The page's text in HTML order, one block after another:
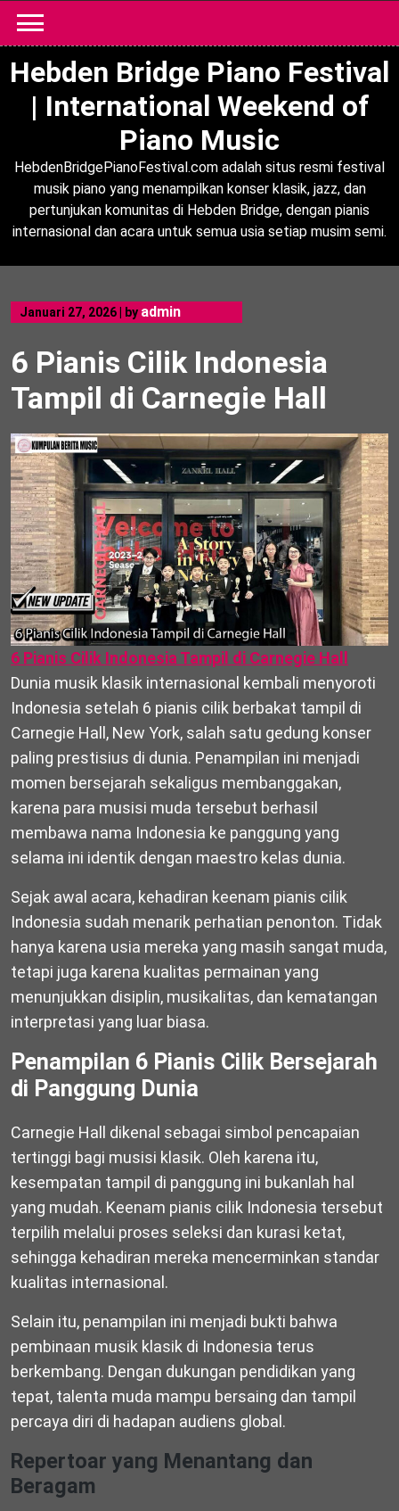
content
Hebden Bridge Piano Festival
| International Weekend of
Piano Music
HebdenBridgePianoFestival.com adalah situs resmi festival
musik piano yang menampilkan konser klasik, jazz, dan
pertunjukan komunitas di Hebden Bridge, dengan pianis
internasional dan acara untuk semua usia setiap musim semi.
Januari 27, 2026 by admin
6 Pianis Cilik Indonesia
Tampil di Carnegie Hall
6 Pianis Cilik Indonesia Tampil di Carnegie Hall
Dunia musik klasik internasional kembali menyoroti
Indonesia setelah 6 pianis cilik berbakat tampil di
Carnegie Hall, New York, salah satu gedung konser
paling prestisius di dunia. Penampilan ini menjadi
momen bersejarah sekaligus membanggakan,
karena para musisi muda tersebut berhasil
membawa nama Indonesia ke panggung yang
selama ini identik dengan maestro kelas dunia.
Sejak awal acara, kehadiran keenam pianis cilik
Indonesia sudah menarik perhatian penonton. Tidak
hanya karena usia mereka yang masih sangat muda,
tetapi juga karena kualitas permainan yang
menunjukkan disiplin, musikalitas, dan kematangan
interpretasi yang luar biasa.
Penampilan 6 Pianis Cilik Bersejarah
di Panggung Dunia
Carnegie Hall dikenal sebagai simbol pencapaian
tertinggi bagi musisi klasik. Oleh karena itu,
kesempatan tampil di panggung ini bukanlah hal
yang mudah. Keenam pianis cilik Indonesia tersebut
terpilih melalui proses seleksi dan kurasi ketat,
sehingga kehadiran mereka mencerminkan standar
kualitas internasional.
Selain itu, penampilan ini menjadi bukti bahwa
pembinaan musik klasik di Indonesia terus
berkembang. Dengan dukungan pendidikan yang
tepat, talenta muda mampu bersaing dan tampil
percaya diri di hadapan audiens global.
Repertoar yang Menantang dan
Beragam